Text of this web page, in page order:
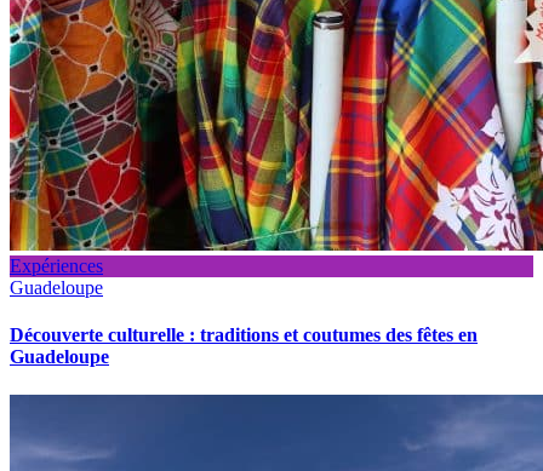
Expériences
Guadeloupe
Découverte culturelle : traditions et coutumes des fêtes en
Guadeloupe